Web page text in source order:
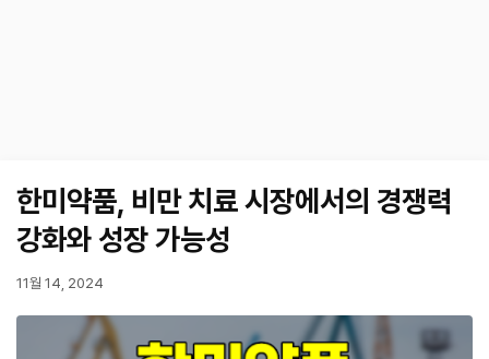
한미약품, 비만 치료 시장에서의 경쟁력
강화와 성장 가능성
11월 14, 2024